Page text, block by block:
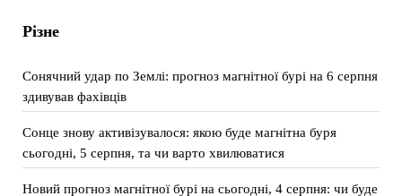
Різне
Сонячний удар по Землі: прогноз магнітної бурі на 6 серпня
здивував фахівців
Сонце знову активізувалося: якою буде магнітна буря
сьогодні, 5 серпня, та чи варто хвилюватися
Новий прогноз магнітної бурі на сьогодні, 4 серпня: чи буде